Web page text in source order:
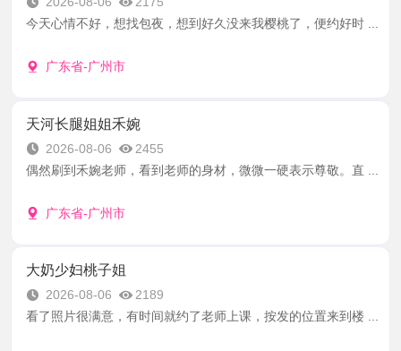
今天心情不好，想找包夜，想到好久没来我樱桃了，便约好时 ...
广东省-广州市
天河长腿姐姐禾婉
2026-08-06
2455
偶然刷到禾婉老师，看到老师的身材，微微一硬表示尊敬。直 ...
广东省-广州市
大奶少妇桃子姐
2026-08-06
2189
看了照片很满意，有时间就约了老师上课，按发的位置来到楼 ...